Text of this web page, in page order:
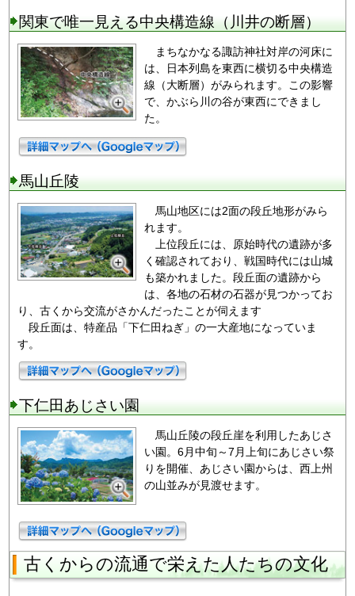
関東で唯一見える中央構造線（川井の断層）
まちなかなる諏訪神社対岸の河床に
は、日本列島を東西に横切る中央構造
線（大断層）がみられます。この影響
で、かぶら川の谷が東西にできまし
た。
馬山丘陵
馬山地区には2面の段丘地形がみら
れます。
上位段丘には、原始時代の遺跡が多
く確認されており、戦国時代には山城
も築かれました。段丘面の遺跡から
は、各地の石材の石器が見つかってお
り、古くから交流がさかんだったことが伺えます
段丘面は、特産品「下仁田ねぎ」の一大産地になっていま
す。
下仁田あじさい園
馬山丘陵の段丘崖を利用したあじさ
い園。6月中旬～7月上旬にあじさい祭
りを開催、あじさい園からは、西上州
の山並みが見渡せます。
古くからの流通で栄えた人たちの文化